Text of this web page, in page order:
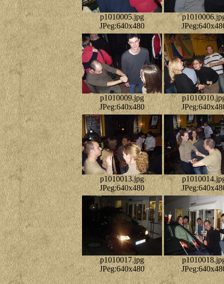
p1010005.jpg
JPeg:640x480
p1010009.jpg
JPeg:640x480
p1010013.jpg
JPeg:640x480
p1010017.jpg
JPeg:640x480